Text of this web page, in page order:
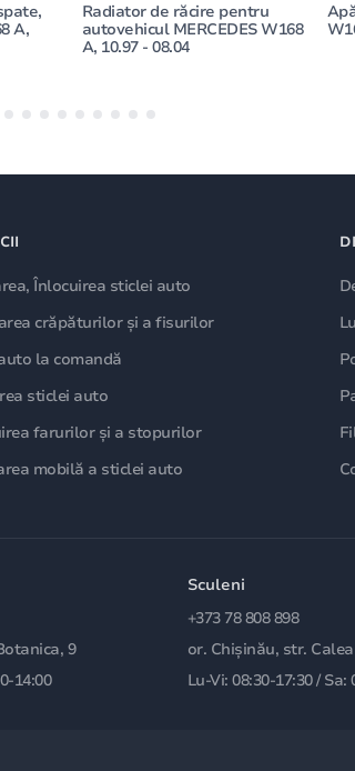
A,
Radiator de răcire pentru
autovehicul MERCEDES W168
A, 10.97 - 08.04
Înlocuirea sticlei auto
crăpăturilor și a fisurilor
la comandă
sticlei auto
farurilor și a stopurilor
mobilă a sticlei auto
9
14:00
Sculeni
+373 78 808 898
or. Chișinău, str.
Lu-Vi: 08:30-17:30 / Sa: